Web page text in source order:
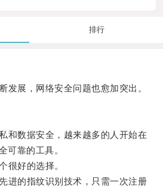
排行
展，网络安全问题也愈加突出。
数据安全，越来越多的人开始在
可靠的工具。
好的选择。
的指纹识别技术，只需一次注册